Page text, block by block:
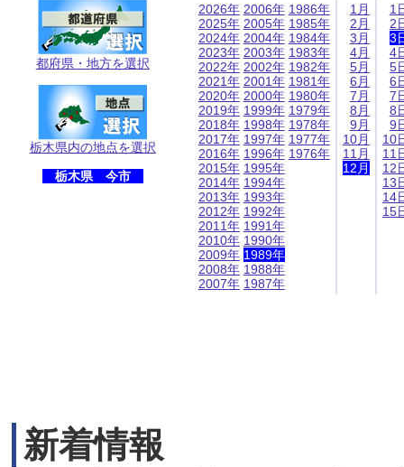
都府県・地方を選択
栃木県内の地点を選択
栃木県 今市
2026年
2025年
2024年
2023年
2022年
2021年
2020年
2019年
2018年
2017年
2016年
2015年
2014年
2013年
2012年
2011年
2010年
2009年
2008年
2007年
2006年
2005年
2004年
2003年
2002年
2001年
2000年
1999年
1998年
1997年
1996年
1995年
1994年
1993年
1992年
1991年
1990年
1989年
1988年
1987年
1986年
1985年
1984年
1983年
1982年
1981年
1980年
1979年
1978年
1977年
1976年
1月
2月
3月
4月
5月
6月
7月
8月
9月
10月
11月
12月
1
2
3
4
5
6
7
8
9
10
11
12
13
14
15
新着情報